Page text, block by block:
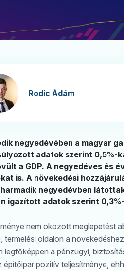
Rodic Ádám
negyedévében a magyar
adatok szerint 0,5%-
a GDP. A negyedéves és
is. A növekedési
harmadik negyedévben
igazított adatok szerint
nem okozott meglepetést
termelési oldalon a
legfőképpen a pénzügyi,
építőipar pozitív teljesítménye,